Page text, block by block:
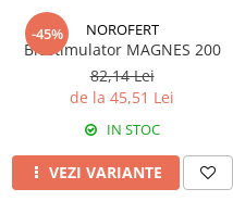
Dezinfectant sol
FASOLE
Tratament semințe
Fungicide
Insecticide
Fertilizanți foliari
Insecticide
LEGUME ÎN SPAȚII PROTEJATE
Insecticide
LEGUME RĂDĂCINOASE
Fertilizanți foliari
LEGUMINOASE
Fertilizanți foliari
-45% NOROFERT
Biostimulator MAGNES 200
82,14 Lei
de la 45,51 Lei
IN STOC
VEZI VARIANTE